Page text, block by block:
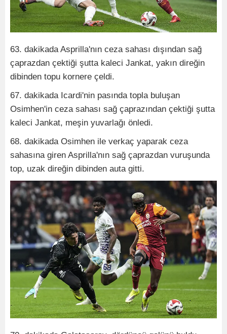
63. dakikada Asprilla'nın ceza sahası dışından sağ
çaprazdan çektiği şutta kaleci Jankat, yakın direğin
dibinden topu kornere çeldi.
67. dakikada Icardi'nin pasında topla buluşan
Osimhen'in ceza sahası sağ çaprazından çektiği şutta
kaleci Jankat, meşin yuvarlağı önledi.
68. dakikada Osimhen ile verkaç yaparak ceza
sahasına giren Asprilla'nın sağ çaprazdan vuruşunda
top, uzak direğin dibinden auta gitti.